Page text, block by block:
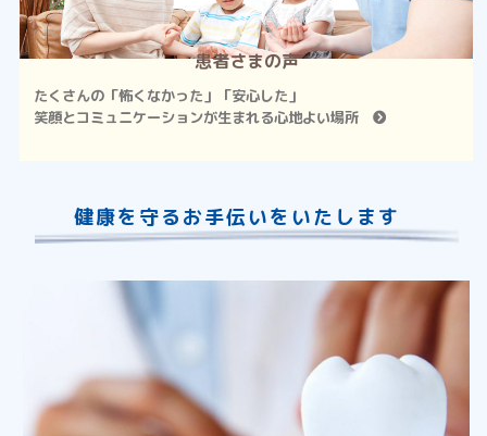
患者さまの声
たくさんの「怖くなかった」「安心した」
笑顔とコミュニケーションが生まれる心地よい場所
健康を守るお手伝いをいたします